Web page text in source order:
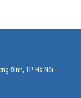
Đình, TP. Hà Nội